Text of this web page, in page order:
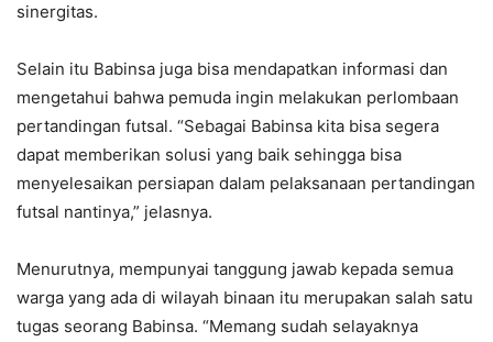
sinergitas.
Selain itu Babinsa juga bisa mendapatkan informasi dan
mengetahui bahwa pemuda ingin melakukan perlombaan
pertandingan futsal. “Sebagai Babinsa kita bisa segera
dapat memberikan solusi yang baik sehingga bisa
menyelesaikan persiapan dalam pelaksanaan pertandingan
futsal nantinya,” jelasnya.
Menurutnya, mempunyai tanggung jawab kepada semua
warga yang ada di wilayah binaan itu merupakan salah satu
tugas seorang Babinsa. “Memang sudah selayaknya